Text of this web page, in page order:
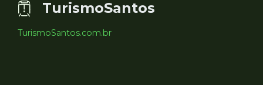
TurismoSantos
TurismoSantos.com.br